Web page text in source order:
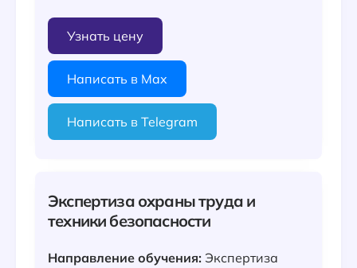
Узнать цену
Написать в Max
Написать в Telegram
Экспертиза охраны труда и
техники безопасности
Направление обучения: Экспертиза